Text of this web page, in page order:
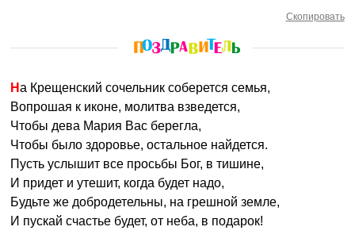
Скопировать
На Крещенский сочельник соберется семья,
Вопрошая к иконе, молитва взведется,
Чтобы дева Мария Вас берегла,
Чтобы было здоровье, остальное найдется.
Пусть услышит все просьбы Бог, в тишине,
И придет и утешит, когда будет надо,
Будьте же добродетельны, на грешной земле,
И пускай счастье будет, от неба, в подарок!